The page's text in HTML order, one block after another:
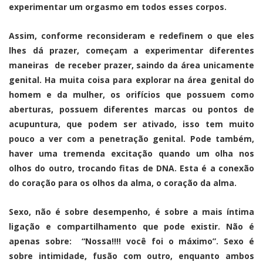
experimentar um orgasmo em todos esses corpos.
Assim, conforme reconsideram e redefinem o que eles
lhes dá prazer, começam a experimentar diferentes
maneiras de receber prazer, saindo da área unicamente
genital. Ha muita coisa para explorar na área genital do
homem e da mulher, os orifícios que possuem como
aberturas, possuem diferentes marcas ou pontos de
acupuntura, que podem ser ativado, isso tem muito
pouco a ver com a penetração genital. Pode também,
haver uma tremenda excitação quando um olha nos
olhos do outro, trocando fitas de DNA. Esta é a conexão
do coração para os olhos da alma, o coração da alma.
Sexo, não é sobre desempenho, é sobre a mais íntima
ligação e compartilhamento que pode existir. Não é
apenas sobre: “Nossa!!!! você foi o máximo”. Sexo é
sobre intimidade, fusão com outro, enquanto ambos